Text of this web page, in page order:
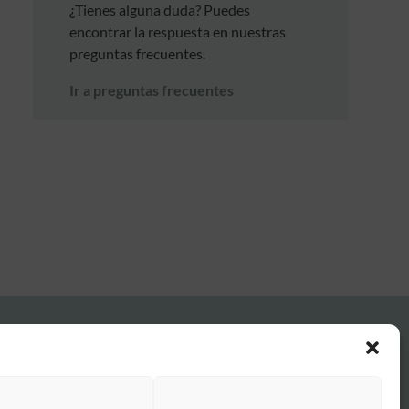
¿Tienes alguna duda? Puedes
encontrar la respuesta en nuestras
preguntas frecuentes.
Ir a preguntas frecuentes